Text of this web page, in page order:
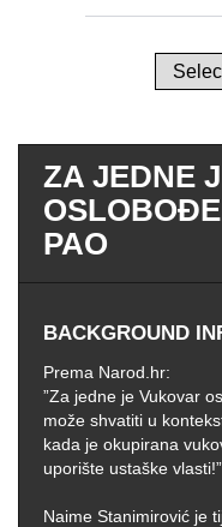
ZA JEDNE
PAO
BACKGROUND
Prema Narod.hr:
”Za jedne je Vukovar
može shvatiti u
kada je okupirana
uporište ustaške vlasti!”
Naime Stanimirović je